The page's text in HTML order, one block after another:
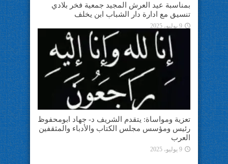
بمناسبة عيد العرش المجيد جمعية فخر بلادي
تنسيق مع ادارة دار الشباب ابن يخلف
9 يوليو، 2025
تعزية ومواساة: يتقدم الشريف د- جهاد ابومحفوظ
رئيس ومؤسس مجلس الكتاب والأدباء والمثقفين
العرب
9 يوليو، 2025